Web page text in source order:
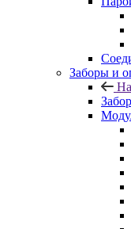
Заборы и